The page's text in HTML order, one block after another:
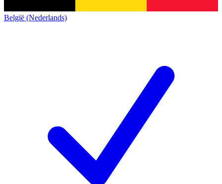
België (Nederlands)